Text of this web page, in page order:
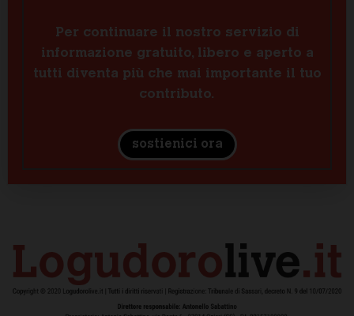
Per continuare il nostro servizio di
informazione gratuito, libero e aperto a
tutti diventa più che mai importante il tuo
contributo.
sostienici ora